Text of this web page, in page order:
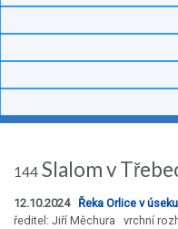
144 Slalom v
12.10.2024 Řeka Orlice v
ředitel: Jiří Měchura vrchní